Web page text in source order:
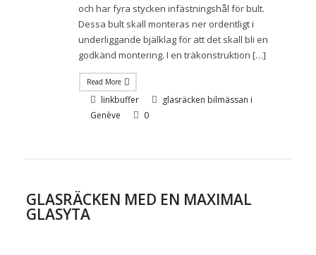
och har fyra stycken infästningshål för bult.
Dessa bult skall monteras ner ordentligt i
underliggande bjälklag för att det skall bli en
godkänd montering. I en träkonstruktion […]
Read More
linkbuffer
glasräcken bilmässan i
Genève
0
GLASRÄCKEN MED EN MAXIMAL
GLASYTA